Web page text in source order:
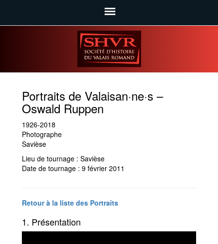
SHVR
Portraits de Valaisan·ne·s –
Oswald Ruppen
1926-2018
Photographe
Savièse
Lieu de tournage : Savièse
Date de tournage : 9 février 2011
Retour à la liste des Portraits
1. Présentation